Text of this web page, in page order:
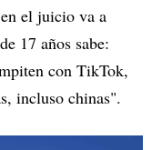
el juicio va a
17 años sabe:
con TikTok,
incluso chinas".